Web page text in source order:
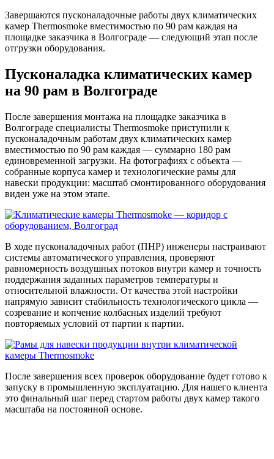
Завершаются пусконаладочные работы двух климатических
камер Thermosmoke вместимостью по 90 рам каждая на
площадке заказчика в Волгограде — следующий этап после
отгрузки оборудования.
Пусконаладка климатических камер
на 90 рам в Волгограде
После завершения монтажа на площадке заказчика в
Волгограде специалисты Thermosmoke приступили к
пусконаладочным работам двух климатических камер
вместимостью по 90 рам каждая — суммарно 180 рам
единовременной загрузки. На фотографиях с объекта —
собранные корпуса камер и технологические рамы для
навески продукции: масштаб смонтированного оборудования
виден уже на этом этапе.
В ходе пусконаладочных работ (ПНР) инженеры настраивают
системы автоматического управления, проверяют
равномерность воздушных потоков внутри камер и точность
поддержания заданных параметров температуры и
относительной влажности. От качества этой настройки
напрямую зависит стабильность технологического цикла —
созревание и копчение колбасных изделий требуют
повторяемых условий от партии к партии.
После завершения всех проверок оборудование будет готово к
запуску в промышленную эксплуатацию. Для нашего клиента
это финальный шаг перед стартом работы двух камер такого
масштаба на постоянной основе.